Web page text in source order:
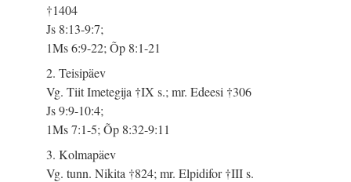
†1404
Js 8:13-9:7;
1Ms 6:9-22; Õp 8:1-21
2. Teisipäev
Vg. Tiit Imetegija †IX s.; mr. Edeesi †306
Js 9:9-10:4;
1Ms 7:1-5; Õp 8:32-9:11
3. Kolmapäev
Vg. tunn. Nikita †824; mr. Elpidifor †III s.